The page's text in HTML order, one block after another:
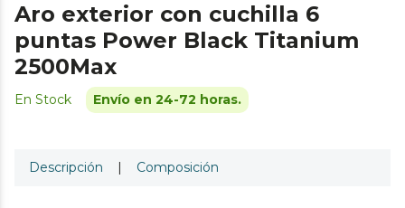
Aro exterior con cuchilla 6
puntas Power Black Titanium
2500Max
En Stock Envío en 24-72 horas.
Descripción | Composición